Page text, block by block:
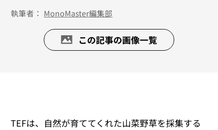
執筆者： MonoMaster編集部
この記事の画像一覧
TEFは、自然が育ててくれた山菜野草を採集する